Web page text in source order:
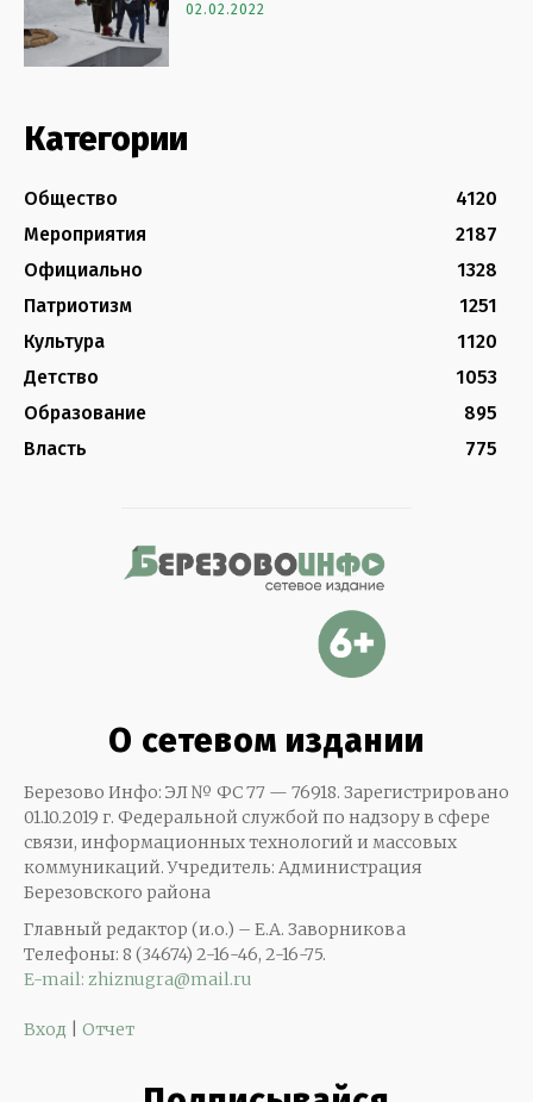
02.02.2022
Категории
Общество
4120
Мероприятия
2187
Официально
1328
Патриотизм
1251
Культура
1120
Детство
1053
Образование
895
Власть
775
О сетевом издании
Березово Инфо: ЭЛ № ФС 77 — 76918. Зарегистрировано
01.10.2019 г. Федеральной службой по надзору в сфере
связи, информационных технологий и массовых
коммуникаций. Учредитель: Администрация
Березовского района
Главный редактор (и.о.) – Е.А. Заворникова
Телефоны: 8 (34674) 2-16-46, 2-16-75.
E-mail: zhiznugra@mail.ru
Вход Отчет